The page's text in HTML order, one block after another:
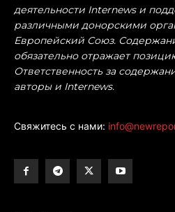
деятельности Internews и
различными донорскими
Европейский Союз.
обязательно отражает
Ответственность за
авторы и Internews.
Свяжитесь с нами: